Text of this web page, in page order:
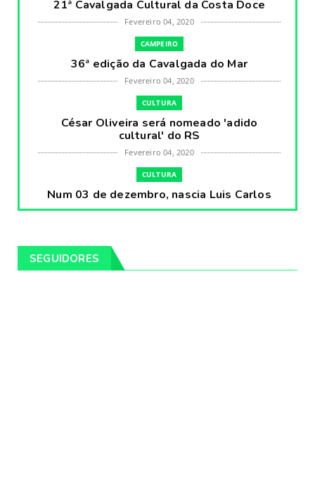
21ª Cavalgada Cultural da Costa Doce
Fevereiro 04, 2020
CAMPEIRO
36ª edição da Cavalgada do Mar
Fevereiro 04, 2020
CULTURA
César Oliveira será nomeado 'adido
cultural' do RS
Fevereiro 04, 2020
CULTURA
Num 03 de dezembro, nascia Luis Carlos
Prestes, o Cavaleiro ...
Pintores da Temática Gauchesca - parte
SEGUIDORES